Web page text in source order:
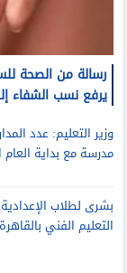
رسالة من الصحة
يرفع نسب الشفاء إلى
مدرسة مع بداية العام
بشرى لطلاب
التعليم الفني بالقاهرة